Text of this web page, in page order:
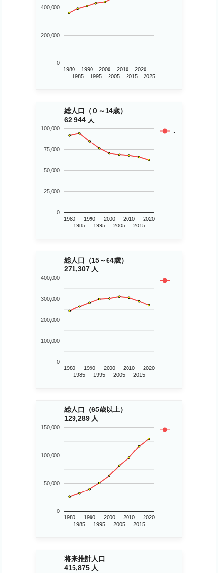
1980
1985
1990
1995
2000
2005
2010
2015
2020
2025
0
200,000
400,000
総人口（０～14歳）
62,944 人
..
1980
1985
1990
1995
2000
2005
2010
2015
2020
0
25,000
50,000
75,000
100,000
総人口（15～64歳）
271,307 人
..
1980
1985
1990
1995
2000
2005
2010
2015
2020
0
100,000
200,000
300,000
400,000
総人口（65歳以上）
129,289 人
..
1980
1985
1990
1995
2000
2005
2010
2015
2020
0
50,000
100,000
150,000
将来推計人口
415,875 人